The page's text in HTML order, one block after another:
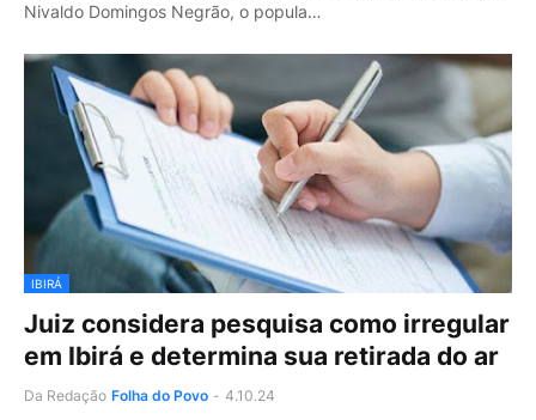
Nivaldo Domingos Negrão, o popula…
IBIRÁ
Juiz considera pesquisa como irregular
em Ibirá e determina sua retirada do ar
Da Redação Folha do Povo - 4.10.24